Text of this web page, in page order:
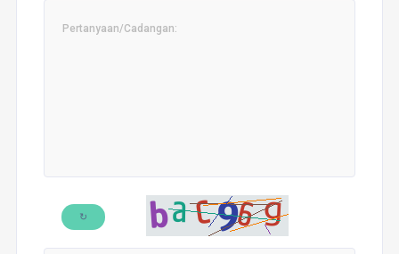
↻